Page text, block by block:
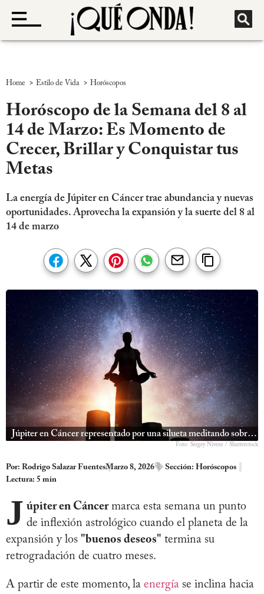
Home > Estilo de Vida > Horóscopos
Horóscopo de la Semana del 8 al
14 de Marzo: Es Momento de
Crecer, Brillar y Conquistar tus
Metas
La energía de Júpiter en Cáncer trae abundancia y nuevas
oportunidades. Aprovecha la expansión y la suerte del 8 al
14 de marzo
Júpiter en Cáncer representado por una silueta meditando sobre rocas bajo un cielo estelar
Foto: Sergey Nivens / Shutterstock
Por: Rodrigo Salazar FuentesMarzo 8, 2026 Sección: Horóscopos
Lectura: 5 min
J úpiter en Cáncermarca esta semana un punto
de inflexión astrológico cuando el planeta de la
expansión y los "buenos deseos" termina su
retrogradación de cuatro meses.
A partir de este momento, la energía se inclina hacia